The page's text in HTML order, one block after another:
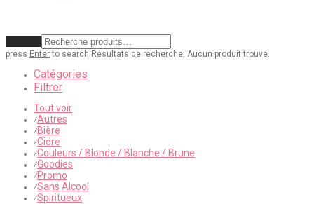
press Enterto search Résultats de recherche: Aucun produit trouvé.
Catégories
Filtrer
Tout voir
⁄Autres
⁄Bière
⁄Cidre
⁄Couleurs / Blonde / Blanche / Brune
⁄Goodies
⁄Promo
⁄Sans Alcool
⁄Spiritueux